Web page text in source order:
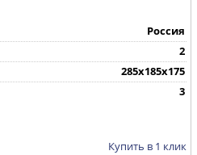
Россия
2
285х185х175
3
Купить в 1 клик